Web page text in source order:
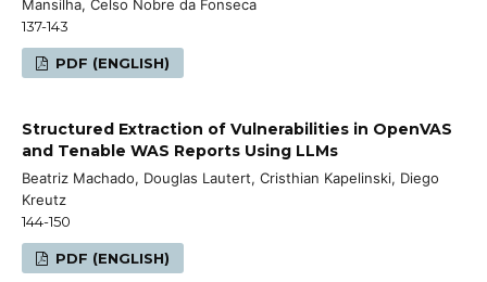
Mansilha, Celso Nobre da Fonseca
137-143
PDF (ENGLISH)
Structured Extraction of Vulnerabilities in OpenVAS
and Tenable WAS Reports Using LLMs
Beatriz Machado, Douglas Lautert, Cristhian Kapelinski, Diego
Kreutz
144-150
PDF (ENGLISH)